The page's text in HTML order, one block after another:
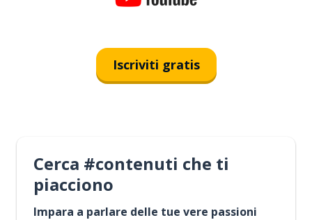
Iscriviti gratis
Cerca #contenuti che ti
piacciono
Impara a parlare delle tue vere passioni